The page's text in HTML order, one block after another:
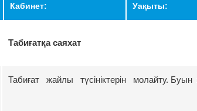
Кабинет: Уақыты:
Табиғатқа саяхат
Табиғат жайлы түсініктерін молайту.